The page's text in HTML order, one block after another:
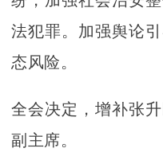
法犯罪。加强舆论
态风险。
全会决定，增补张
副主席。